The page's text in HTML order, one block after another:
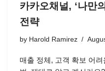
카카오채널, ‘나만
전략
by Harold Ramirez
매출 정체, 고객 확보 어